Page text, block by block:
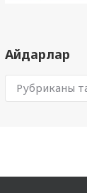
Айдарлар